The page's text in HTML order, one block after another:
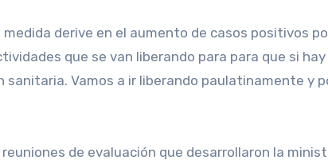
derive en el aumento de casos positivos
que se van liberando para para que si
Vamos a ir liberando paulatinamente y
de evaluación que desarrollaron la